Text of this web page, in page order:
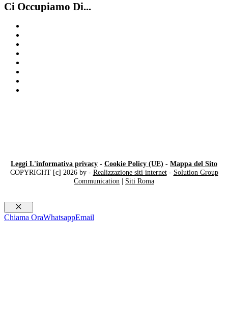
Ci Occupiamo Di...
Leggi L'informativa privacy - Cookie Policy (UE) - Mappa del Sito
COPYRIGHT [c] 2026 by - Realizzazione siti internet- Solution Group
Communication | Siti Roma
Chiudi
Chiama OraWhatsappEmail